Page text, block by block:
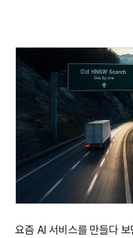
요즘 AI 서비스를 만들다 보